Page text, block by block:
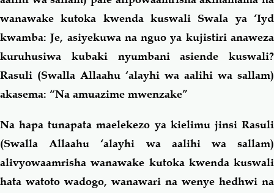
wanawake kutoka kwenda kuswali Swala ya ‘Iyd
kwamba: Je, asiyekuwa na nguo ya kujistiri anaweza
kuruhusiwa kubaki nyumbani asiende kuswali?
Rasuli (Swalla Allaahu ‘alayhi wa aalihi wa sallam)
akasema: “Na amuazime mwenzake”
Na hapa tunapata maelekezo ya kielimu jinsi Rasuli
(Swalla Allaahu ‘alayhi wa aalihi wa sallam)
alivyowaamrisha wanawake kutoka kwenda kuswali
hata watoto wadogo, wanawari na wenye hedhwi na